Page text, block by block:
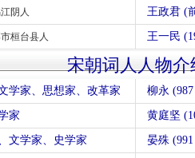
阴人 王政君 (
桓台县人 王一民
宋朝词人人物介
学家、思想家、改革家
家 黄庭坚
文学家、史学家 晏殊